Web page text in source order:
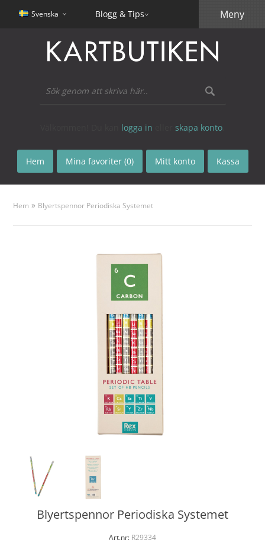
Svenska Blogg & Tips
logga in skapa konto
Hem Mina favoriter (0) Mitt konto Kassa
Meny
Hem » Blyertspennor Periodiska Systemet
Blyertspennor Periodiska Systemet
Art.nr: R29334